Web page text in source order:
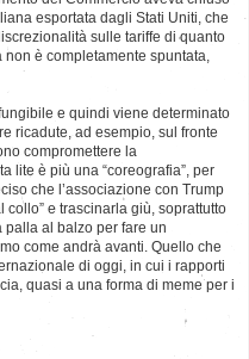
esportata dagli Stati Uniti, che
sulle tariffe di quanto
non è completamente spuntata,
e quindi viene determinato
ricadute, ad esempio, sul fronte
compromettere la
lite è più una “coreografia”, per
che l’associazione con Trump
e trascinarla giù, soprattutto
palla al balzo per fare un
come andrà avanti. Quello che
di oggi, in cui i rapporti
quasi a una forma di meme per i